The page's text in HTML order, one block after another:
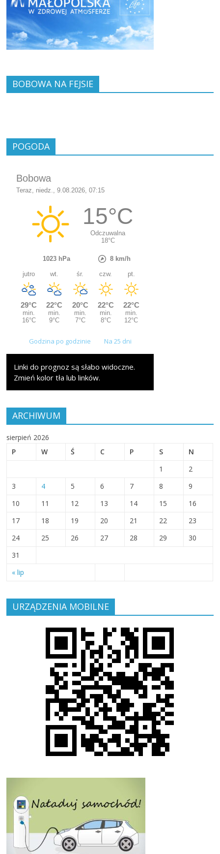
BOBOWA NA FEJSIE
POGODA
Godzina po godzinie Na 25 dni
Linki do prognoz są słabo widoczne.
Zmień kolor tła lub linków.
ARCHIWUM
sierpień 2026
P
W Ś C P S N
« lip
1
2
3
4 5 6 7 8
9
10
11 12 13 14 15
16
17
18 19 20 21 22
23
24
25 26 27 28 29
30
31
URZĄDZENIA MOBILNE